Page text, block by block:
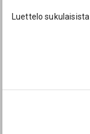
Luettelo sukulaisista